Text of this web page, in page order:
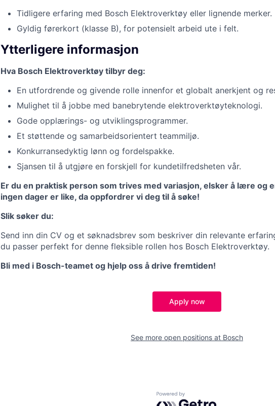
Tidligere erfaring med Bosch Elektroverktøy eller lignende merker.
Gyldig førerkort (klasse B), for potensielt arbeid ute i felt.
Ytterligere informasjon
Hva Bosch Elektroverktøy tilbyr deg:
En utfordrende og givende rolle innenfor et globalt anerkjent og
Mulighet til å jobbe med banebrytende elektroverktøyteknologi.
Gode opplærings- og utviklingsprogrammer.
Et støttende og samarbeidsorientert teammiljø.
Konkurransedyktig lønn og fordelspakke.
Sjansen til å utgjøre en forskjell for kundetilfredsheten vår.
Er du en praktisk person som trives med variasjon, elsker å lære og
ingen dager er like, da oppfordrer vi deg til å søke!
Slik søker du:
Send inn din CV og et søknadsbrev som beskriver din relevante
du passer perfekt for denne fleksible rollen hos Bosch Elektroverktøy.
Bli med i Bosch-teamet og hjelp oss å drive fremtiden!
Apply now
See more open positions at Bosch
Powered by Getro.com